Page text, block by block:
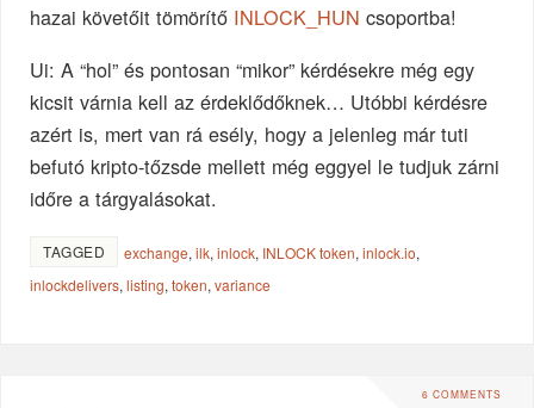
hazai követőit tömörítő INLOCK_HUN csoportba!
Ui: A “hol” és pontosan “mikor” kérdésekre még egy
kicsit várnia kell az érdeklődőknek… Utóbbi kérdésre
azért is, mert van rá esély, hogy a jelenleg már tuti
befutó kripto-tőzsde mellett még eggyel le tudjuk zárni
időre a tárgyalásokat.
TAGGED exchange,ilk,inlock, INLOCK token,inlock.io,
inlockdelivers,listing,token,variance
6 COMMENTS